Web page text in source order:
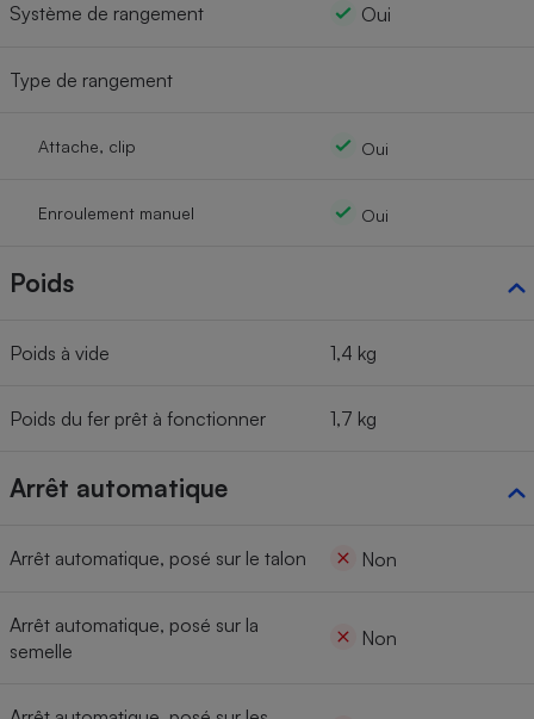
Système de rangement Oui
Type de rangement
Attache, clip Oui
Enroulement manuel Oui
Poids
Poids à vide 1,4 kg
Poids du fer prêt à fonctionner 1,7 kg
Arrêt automatique
Arrêt automatique, posé sur le talon Non
Arrêt automatique, posé sur la
semelle
Non